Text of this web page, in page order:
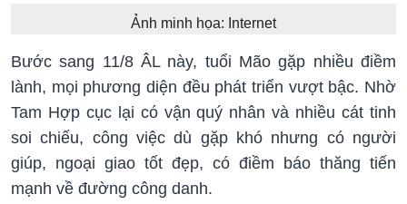
Ảnh minh họa: Internet
Bước sang 11/8 ÂL này, tuổi Mão gặp nhiều điềm
lành, mọi phương diện đều phát triển vượt bậc. Nhờ
Tam Hợp cục lại có vận quý nhân và nhiều cát tinh
soi chiếu, công việc dù gặp khó nhưng có người
giúp, ngoại giao tốt đẹp, có điềm báo thăng tiến
mạnh về đường công danh.